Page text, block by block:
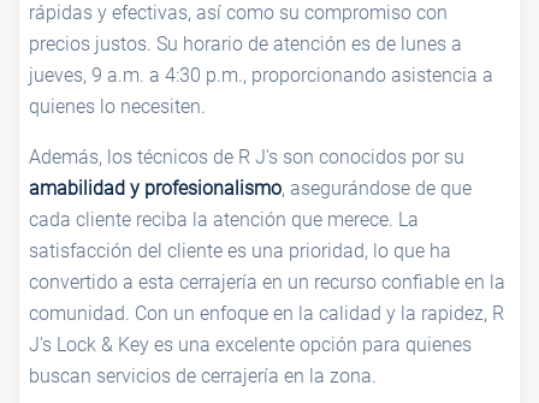
rápidas y efectivas, así como su compromiso con
precios justos. Su horario de atención es de lunes a
jueves, 9 a.m. a 4:30 p.m., proporcionando asistencia a
quienes lo necesiten.
Además, los técnicos de R J's son conocidos por su
amabilidad y profesionalismo, asegurándose de que
cada cliente reciba la atención que merece. La
satisfacción del cliente es una prioridad, lo que ha
convertido a esta cerrajería en un recurso confiable en la
comunidad. Con un enfoque en la calidad y la rapidez, R
J's Lock & Key es una excelente opción para quienes
buscan servicios de cerrajería en la zona.